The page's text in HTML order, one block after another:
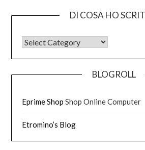
DI COSA HO
DI COSA HO SCRITTO
BLOGROLL
Eprime Shop Shop Online Computer
Etromino’s Blog